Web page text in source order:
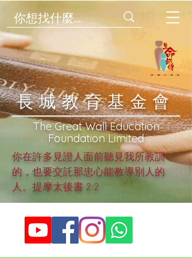
​長城教育基金會
​The Great Wall Education
Foundation Limited
你在許多見證人面前聽見我所教訓
的，也要交託那忠心能教導別人的
人。提摩太後書 2:2